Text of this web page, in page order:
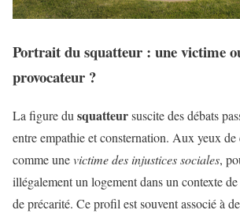
Portrait du squatteur : une victime
provocateur ?
La figure du squatteursuscite des débats
entre empathie et consternation. Aux yeux de
comme unevictime des injustices sociales,
illégalement un logement dans un contexte
de précarité. Ce profil est souvent associé à